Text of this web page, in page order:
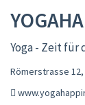
Yoga - Zeit für
Römerstrasse 12,